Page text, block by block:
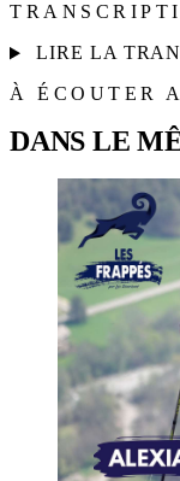
LIRE LA
À ÉCOUTER
DANS LE